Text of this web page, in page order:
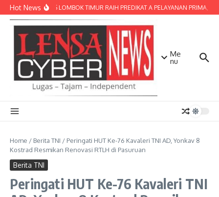
Lewati ke konten
Hot NewsPOLRES LOMBOK TIMUR RAIH PREDIKAT A PELAYANAN PRIMA,
Me
nu
Home / Berita TNI / Peringati HUT Ke-76 Kavaleri TNI AD, Yonkav 8
Kostrad Resmikan Renovasi RTLH di Pasuruan
Berita TNI
Peringati HUT Ke-76 Kavaleri TNI